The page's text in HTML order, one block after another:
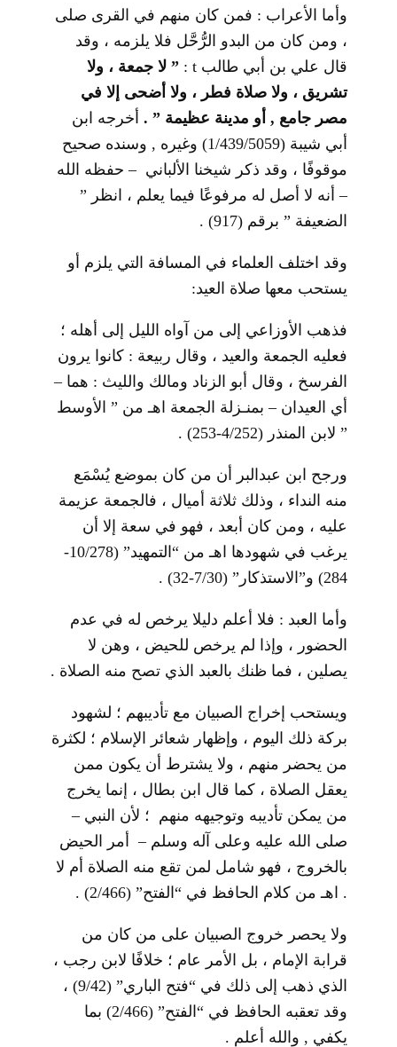
وأما الأعراب : فمن كان منهم في القرى صلى
، ومن كان من البدو الرُّحَّل فلا يلزمه ، وقد
قال علي بن أبي طالبt
:” لا جمعة ، ولا
تشريق ، ولا صلاة فطر ، ولا أضحى إلا في
مصر جامع , أو مدينة عظيمة ” . أخرجه ابن
أبي شيبة (1/439/5059) وغيره , وسنده صحيح
موقوفًا ، وقد ذكر شيخنا الألباني – حفظه الله
– أنه لا أصل له مرفوعًا فيما يعلم ، انظر ”
الضعيفة ” برقم (917) .
وقد اختلف العلماء في المسافة التي يلزم أو
يستحب معها صلاة العيد:
فذهب الأوزاعي إلى من آواه الليل إلى أهله ؛
فعليه الجمعة والعيد ، وقال ربيعة : كانوا يرون
الفرسخ ، وقال أبو الزناد ومالك والليث : هما –
أي العيدان – بمنـزلة الجمعة اهـ من ” الأوسط
” لابن المنذر (4/252-253) .
ورجح ابن عبدالبر أن من كان بموضع يُسْمَع
منه النداء ، وذلك ثلاثة أميال ، فالجمعة عزيمة
عليه ، ومن كان أبعد ، فهو في سعة إلا أن
يرغب في شهودها اهـ من “التمهيد” (10/278-
284) و”الاستذكار” (7/30-32) .
وأما العبد : فلا أعلم دليلا يرخص له في عدم
الحضور ، وإذا لم يرخص للحيض ، وهن لا
يصلين ، فما ظنك بالعبد الذي تصح منه الصلاة .
ويستحب إخراج الصبيان مع تأديبهم ؛ لشهود
بركة ذلك اليوم ، وإظهار شعائر الإسلام ؛ لكثرة
من يحضر منهم ، ولا يشترط أن يكون ممن
يعقل الصلاة ، كما قال ابن بطال ، إنما يخرج
من يمكن تأديبه وتوجيهه منهم ؛ لأن النبي –
صلى الله عليه وعلى آله وسلم – أمر الحيض
بالخروج ، فهو شامل لمن تقع منه الصلاة أم لا
. اهـ من كلام الحافظ في “الفتح” (2/466) .
ولا يحصر خروج الصبيان على من كان من
قرابة الإمام ، بل الأمر عام ؛ خلافًا لابن رجب ،
الذي ذهب إلى ذلك في “فتح الباري” (9/42) ،
وقد تعقبه الحافظ في “الفتح” (2/466) بما
يكفي , والله أعلم .